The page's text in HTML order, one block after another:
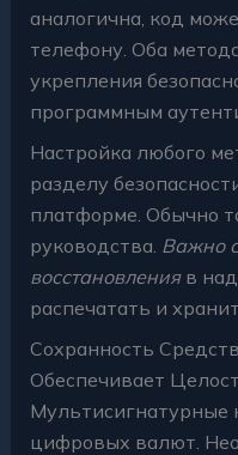
аналогична, код
телефону. Оба
укрепления
программным
Настройка любого
разделу
платформе. Обычно
руководства. Важно
восстановленияв
распечатать и
Сохранность
Обеспечивает
Мультисигнатурные
цифровых валют.